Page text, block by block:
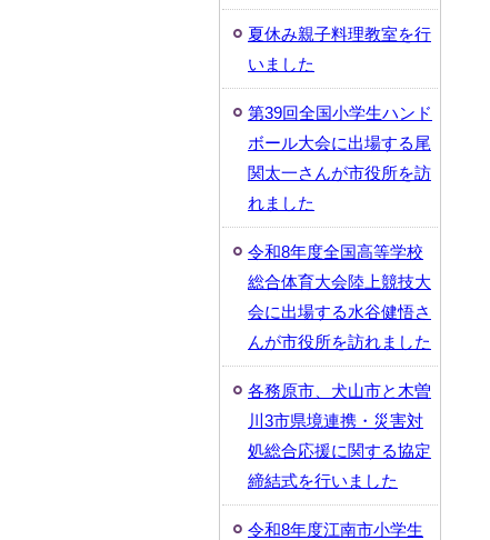
夏休み親子料理教室を行
いました
第39回全国小学生ハンド
ボール大会に出場する尾
関太一さんが市役所を訪
れました
令和8年度全国高等学校
総合体育大会陸上競技大
会に出場する水谷健悟さ
んが市役所を訪れました
各務原市、犬山市と木曽
川3市県境連携・災害対
処総合応援に関する協定
締結式を行いました
令和8年度江南市小学生